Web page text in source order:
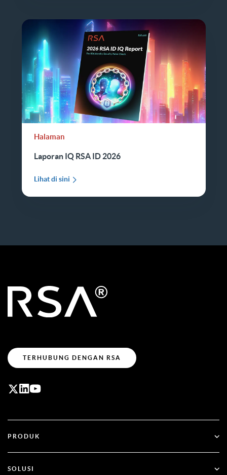
Halaman
Laporan IQ RSA ID 2026
Lihat di sini
TERHUBUNG DENGAN RSA
PRODUK
SOLUSI